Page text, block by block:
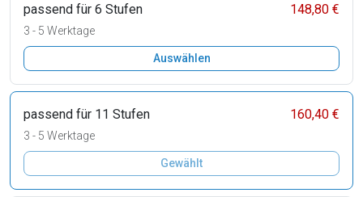
passend für 6 Stufen 148,80 €
3 - 5 Werktage
Auswählen
passend für 11 Stufen 160,40 €
3 - 5 Werktage
Gewählt